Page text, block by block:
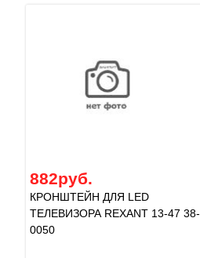
882руб.
КРОНШТЕЙН ДЛЯ LED
ТЕЛЕВИЗОРА REXANT 13-47 38-
0050